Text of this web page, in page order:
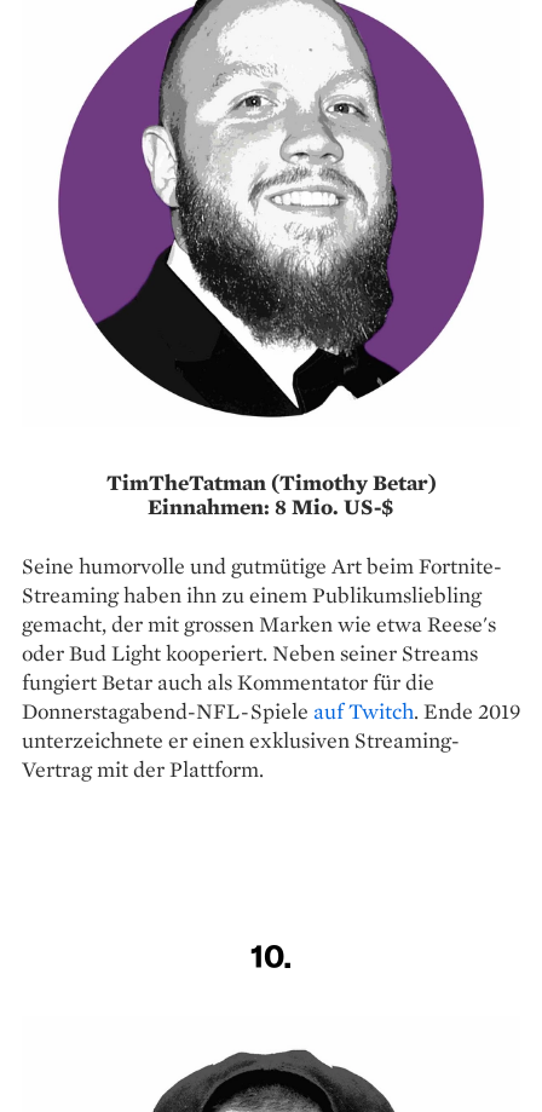
TimTheTatman (Timothy Betar)
Einnahmen: 8 Mio. US-$
Seine humorvolle und gutmütige Art beim Fortnite-
Streaming haben ihn zu einem Publikumsliebling
gemacht, der mit grossen Marken wie etwa Reese's
oder Bud Light kooperiert. Neben seiner Streams
fungiert Betar auch als Kommentator für die
Donnerstagabend-NFL-Spiele auf Twitch. Ende 2019
unterzeichnete er einen exklusiven Streaming-
Vertrag mit der Plattform.
10.